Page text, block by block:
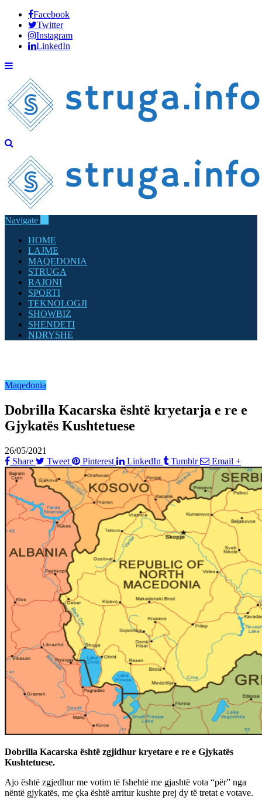
Facebook
Twitter
Instagram
LinkedIn
Navigate
HOME
LAJME
MAQEDONIA
STRUGA
RAJONI
SPORTI
TEKNOLOGJI
SHOWBIZ
SHENDETI
NDRYSHE
Maqedonia
Dobrilla Kacarska është kryetarja e re e
Gjykatës Kushtetuese
26/05/2021
Share
Tweet Pinterest LinkedIn Tumblr Email +
Dobrilla Kacarska është zgjidhur kryetare e re e Gjykatës
Kushtetuese.
Ajo është zgjedhur me votim të fshehtë me gjashtë vota “për” nga
nëntë gjykatës, me çka është arritur kushte prej dy të tretat e votave.